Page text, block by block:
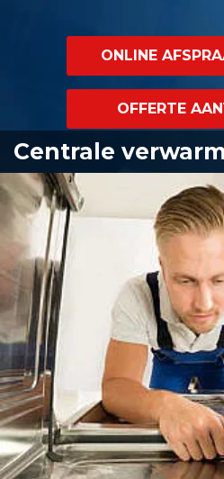
ONLINE
OFFERTE
Centrale